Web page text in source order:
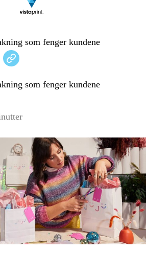
som fenger kundene
som fenger kundene